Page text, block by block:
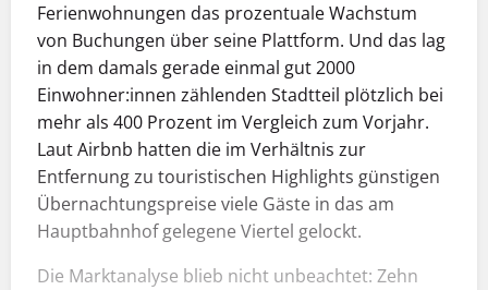
Ferienwohnungen das prozentuale Wachstum
von Buchungen über seine Plattform. Und das lag
in dem damals gerade einmal gut 2000
Einwohner:innen zählenden Stadtteil plötzlich bei
mehr als 400 Prozent im Vergleich zum Vorjahr.
Laut Airbnb hatten die im Verhältnis zur
Entfernung zu touristischen Highlights günstigen
Übernachtungspreise viele Gäste in das am
Hauptbahnhof gelegene Viertel gelockt.
Die Marktanalyse blieb nicht unbeachtet: Zehn